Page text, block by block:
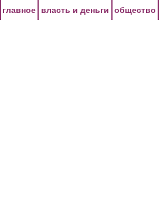
главное власть и деньги общество